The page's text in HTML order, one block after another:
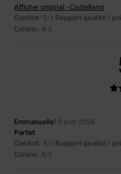
Afficher original - Castellano
Confort: 5/5 Rapport qualité /
Coloris: 4/5
Emmanuelle15 juin 2026
Parfait
Confort: 5/5 Rapport qualité /
Coloris: 5/5